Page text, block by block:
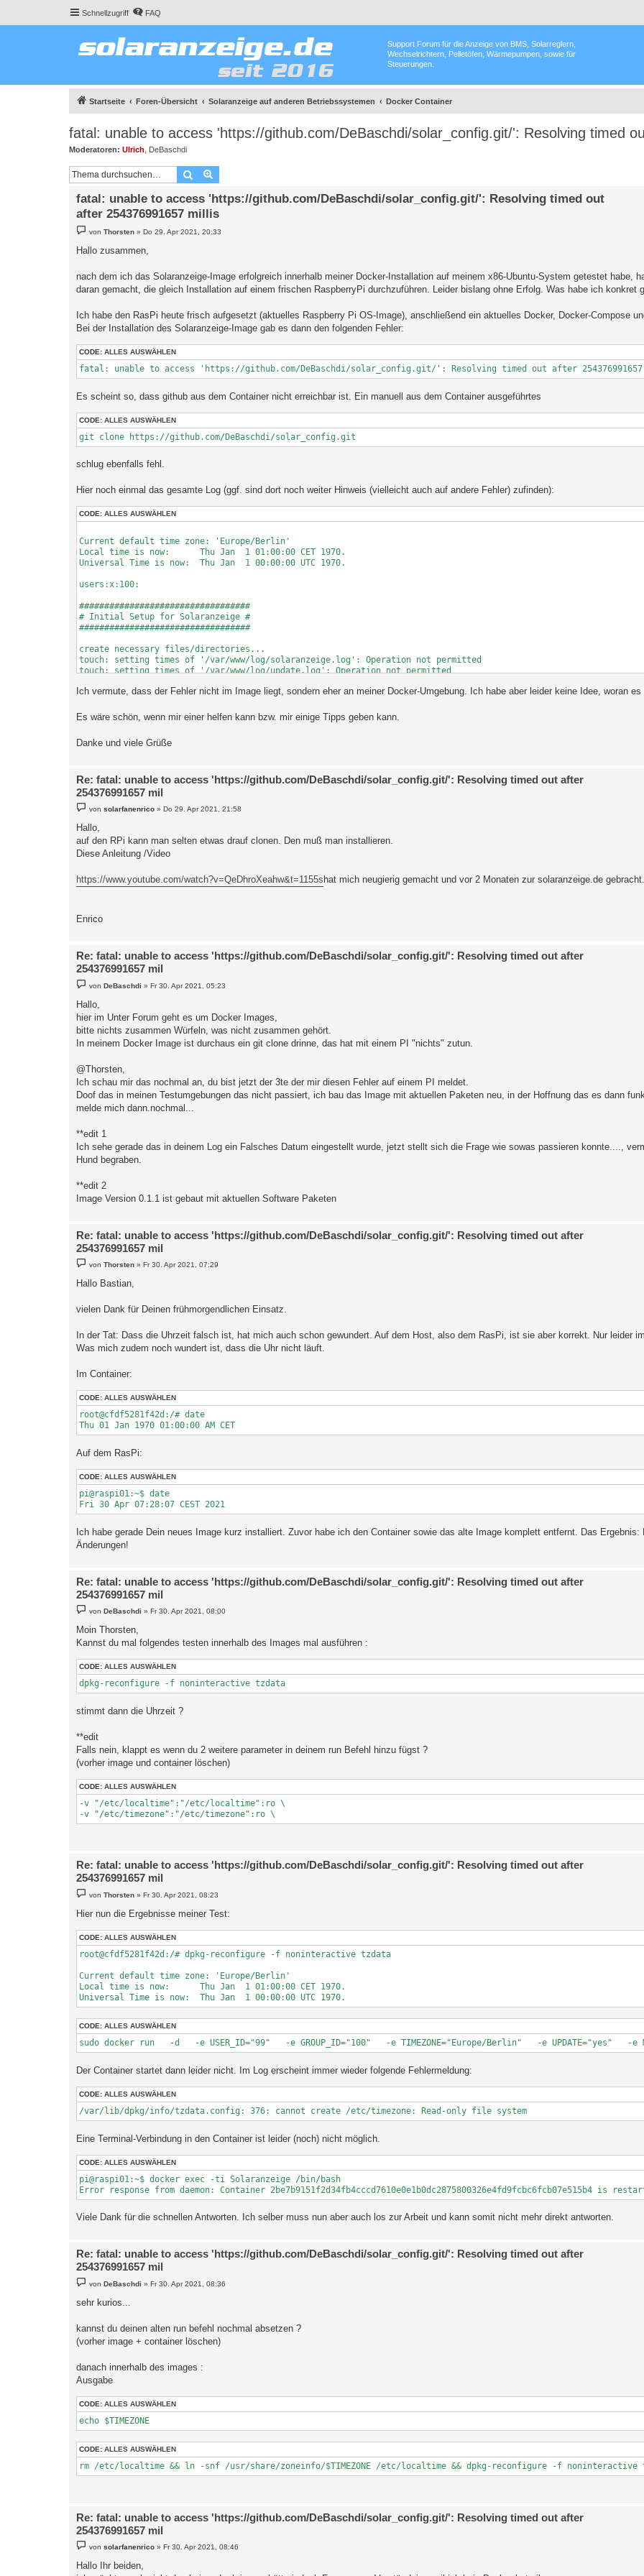
Schnellzugriff FAQ
Support Forum für die Anzeige von BMS, Solarreglern,
Wechselrichtern, Pelletöfen, Wärmepumpen, sowie für
Steuerungen.
Startseite Foren-Übersicht Solaranzeige auf anderen Betriebssystemen Docker Container
fatal: unable to access 'https://github.com/DeBaschdi/solar_config.git/': Resolving timed
Moderatoren: Ulrich DeBaschdi
Suche
fatal: unable to access 'https://github.com/DeBaschdi/solar_config.git/': Resolving timed out
after 254376991657 millis
e
i
t
g
vonThorsten »Do 29. Apr 2021, 20:33
Hallo zusammen,
nach dem ich das Solaranzeige-Image erfolgreich innerhalb meiner Docker-Installation auf meinem x86-Ubuntu-System getestet habe,
daran gemacht, die gleich Installation auf einem frischen RaspberryPi durchzuführen. Leider bislang ohne Erfolg. Was habe ich konkret
Ich habe den RasPi heute frisch aufgesetzt (aktuelles Raspberry Pi OS-Image), anschließend ein aktuelles Docker, Docker-Compose
Bei der Installation des Solaranzeige-Image gab es dann den folgenden Fehler:
CODE: ALLES AUSWÄHLEN
fatal: unable to access 'https://github.com/DeBaschdi/solar_config.git/': Resolving timed out after
Es scheint so, dass github aus dem Container nicht erreichbar ist. Ein manuell aus dem Container ausgeführtes
CODE: ALLES AUSWÄHLEN
git clone https://github.com/DeBaschdi/solar_config.git
schlug ebenfalls fehl.
Hier noch einmal das gesamte Log (ggf. sind dort noch weiter Hinweis (vielleicht auch auf andere Fehler) zufinden):
CODE: ALLES AUSWÄHLEN
Current default time zone: 'Europe/Berlin'
Local time is now:      Thu Jan  1 01:00:00 CET 1970.
Universal Time is now:  Thu Jan  1 00:00:00 UTC 1970.
users:x:100:
##################################
# Initial Setup for Solaranzeige #
##################################
create necessary files/directories...
touch: setting times of '/var/www/log/solaranzeige.log': Operation not permitted
touch: setting times of '/var/www/log/update.log': Operation not permitted
Cloning into 'solar_config'...
cp: cannot stat '/tmp/git/solar_config/html': No such file or directory
cp: cannot stat '/tmp/git/solar_config/solaranzeige': No such file or directory
cp: cannot stat '/tmp/git/solar_config/grafana': No such file or directory
Aborted (core dumped)
Update der Steuerung wird gestartet .....
Aborted (core dumped)
Installing PVForecast...
Cloning into 'PVForecast'...
fatal: unable to access 'https://github.com/StefaE/PVForecast.git/': Connection time-out
cp: cannot stat '/tmp/git/PVForecast/PVForecast/': No such file or directory
cp: cannot stat '/tmp/git/PVForecast/solcast_light_config.ini': No such file or directory
cp: cannot stat '/tmp/git/PVForecast/config.ini': No such file or directory
chmod: cannot access '/solaranzeige/support': No such file or directory
from: https://grafana.com/api/plugins/fetzerch-sunandmoon-datasource/versions/0.2.1/download
into: /var/lib/grafana/plugins
✔ Installed fetzerch-sunandmoon-datasource successfully
Restart grafana after installing plugins . <service grafana-server restart>
from: https://grafana.com/api/plugins/briangann-gauge-panel/versions/0.0.9/download
into: /var/lib/grafana/plugins
✔ Installed briangann-gauge-panel successfully
Restart grafana after installing plugins . <service grafana-server restart>
# Initial Setup for Solaranzeige completed, please run /solaranzeige/setup for Configuration #
# example : docker exec -ti Solaranzeige /solaranzeige/setup                                 #
##############################################################################################
Ich vermute, dass der Fehler nicht im Image liegt, sondern eher an meiner Docker-Umgebung. Ich habe aber leider keine Idee, woran es
Es wäre schön, wenn mir einer helfen kann bzw. mir einige Tipps geben kann.
Danke und viele Grüße
Re: fatal: unable to access 'https://github.com/DeBaschdi/solar_config.git/': Resolving timed out after
254376991657 mil
i
t
r
g
vonsolarfanenrico » Do 29. Apr 2021, 21:58
Hallo,
auf den RPi kann man selten etwas drauf clonen. Den muß man installieren.
Diese Anleitung /Video
https://www.youtube.com/watch?v=QeDhroXeahw&t=1155s hat mich neugierig gemacht und vor 2 Monaten zur solaranzeige.de gebracht.
Enrico
Re: fatal: unable to access 'https://github.com/DeBaschdi/solar_config.git/': Resolving timed out after
254376991657 mil
e
i
t
r
g
vonDeBaschdi »Fr 30. Apr 2021, 05:23
Hallo,
hier im Unter Forum geht es um Docker Images,
bitte nichts zusammen Würfeln, was nicht zusammen gehört.
In meinem Docker Image ist durchaus ein git clone drinne, das hat mit einem PI "nichts" zutun.
@Thorsten,
Ich schau mir das nochmal an, du bist jetzt der 3te der mir diesen Fehler auf einem PI meldet.
Doof das in meinen Testumgebungen das nicht passiert, ich bau das Image mit aktuellen Paketen neu, in der Hoffnung das es dann
melde mich dann.nochmal...
**edit 1
Ich sehe gerade das in deinem Log ein Falsches Datum eingestellt wurde, jetzt stellt sich die Frage wie sowas passieren konnte....,
Hund begraben.
**edit 2
Image Version 0.1.1 ist gebaut mit aktuellen Software Paketen
Re: fatal: unable to access 'https://github.com/DeBaschdi/solar_config.git/': Resolving timed out after
254376991657 mil
i
t
a
g
vonThorsten » Fr 30. Apr 2021, 07:29
Hallo Bastian,
vielen Dank für Deinen frühmorgendlichen Einsatz.
In der Tat: Dass die Uhrzeit falsch ist, hat mich auch schon gewundert. Auf dem Host, also dem RasPi, ist sie aber korrekt. Nur leider
Was mich zudem noch wundert ist, dass die Uhr nicht läuft.
Im Container:
CODE: ALLES AUSWÄHLEN
root@cfdf5281f42d:/# date
Thu 01 Jan 1970 01:00:00 AM CET
Auf dem RasPi:
CODE: ALLES AUSWÄHLEN
pi@raspi01:~$ date
Fri 30 Apr 07:28:07 CEST 2021
Ich habe gerade Dein neues Image kurz installiert. Zuvor habe ich den Container sowie das alte Image komplett entfernt. Das Ergebnis:
Änderungen!
Re: fatal: unable to access 'https://github.com/DeBaschdi/solar_config.git/': Resolving timed out after
254376991657 mil
e
t
r
g
vonDeBaschdi »Fr 30. Apr 2021, 08:00
Moin Thorsten,
Kannst du mal folgendes testen innerhalb des Images mal ausführen :
CODE: ALLES AUSWÄHLEN
dpkg-reconfigure -f noninteractive tzdata
stimmt dann die Uhrzeit ?
**edit
Falls nein, klappt es wenn du 2 weitere parameter in deinem run Befehl hinzu fügst ?
(vorher image und container löschen)
CODE: ALLES AUSWÄHLEN
-v "/etc/localtime":"/etc/localtime":ro \
-v "/etc/timezone":"/etc/timezone":ro \
Re: fatal: unable to access 'https://github.com/DeBaschdi/solar_config.git/': Resolving timed out after
254376991657 mil
e
t
a
vonThorsten »Fr 30. Apr 2021, 08:23
Hier nun die Ergebnisse meiner Test:
CODE: ALLES AUSWÄHLEN
root@cfdf5281f42d:/# dpkg-reconfigure -f noninteractive tzdata
Current default time zone: 'Europe/Berlin'
Local time is now:      Thu Jan  1 01:00:00 CET 1970.
Universal Time is now:  Thu Jan  1 00:00:00 UTC 1970.
CODE: ALLES AUSWÄHLEN
sudo docker run   -d   -e USER_ID="99"   -e GROUP_ID="100"   -e TIMEZONE="Europe/Berlin"   -e
Der Container startet dann leider nicht. Im Log erscheint immer wieder folgende Fehlermeldung:
CODE: ALLES AUSWÄHLEN
/var/lib/dpkg/info/tzdata.config: 376: cannot create /etc/timezone: Read-only file system
Eine Terminal-Verbindung in den Container ist leider (noch) nicht möglich.
CODE: ALLES AUSWÄHLEN
pi@raspi01:~$ docker exec -ti Solaranzeige /bin/bash
Error response from daemon: Container 2be7b9151f2d34fb4cccd7610e0e1b0dc2875800326e4fd9fcbc6fcb07e515b4 is
Viele Dank für die schnellen Antworten. Ich selber muss nun aber auch los zur Arbeit und kann somit nicht mehr direkt antworten.
Re: fatal: unable to access 'https://github.com/DeBaschdi/solar_config.git/': Resolving timed out after
254376991657 mil
e
i
t
g
vonDeBaschdi »Fr 30. Apr 2021, 08:36
sehr kurios...
kannst du deinen alten run befehl nochmal absetzen ?
(vorher image + container löschen)
danach innerhalb des images :
Ausgabe
CODE: ALLES AUSWÄHLEN
echo $TIMEZONE
CODE: ALLES AUSWÄHLEN
rm /etc/localtime && ln -snf /usr/share/zoneinfo/$TIMEZONE /etc/localtime && dpkg-reconfigure -f noninteractive
Re: fatal: unable to access 'https://github.com/DeBaschdi/solar_config.git/': Resolving timed out after
254376991657 mil
e
i
t
vonsolarfanenrico »Fr 30. Apr 2021, 08:46
Hallo Ihr beiden,